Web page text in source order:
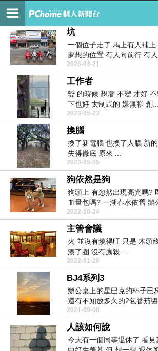
桌子底下
坑
一個位子走了 馬上有人補上
夢想的位置 有人向前行 有人
2026-04-21
工作者
變 的時候 想著 不變 才好
下也好 太制式的 嫌無聊 創...
2023-05-23
換腦
換了新電腦 也換了人腦 新
失得徹底 原來 ...
2023-05-05
狗依然是狗
狗頭上 有忽然出現亮光嗎?
血量包嗎? 一湖春水依舊 辦
2022-10-24
主管會議
火 並沒有燒得旺 只是 木頭
湊了圈 沒有廝殺 ...
2022-01-26
BJ4系列3
辦公桌上的星巴克的杯子已
還有不知放多久的2包番茄
近...
2021-09-08
人該如何說
今天有一個同事退休了 看